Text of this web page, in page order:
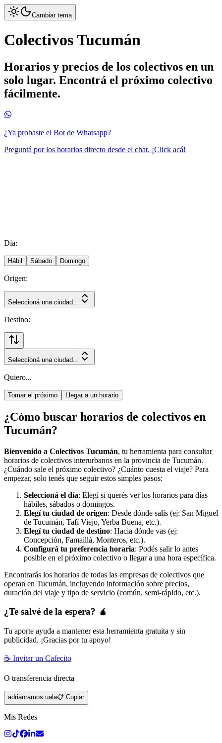
Cambiar tema
Colectivos Tucumán
Horarios y precios de los colectivos en un
solo lugar. Encontrá el próximo colectivo
fácilmente.
¿Ya probaste el Bot de Whatsapp?
Preguntá por los horarios directo desde el chat. ¡Click acá!
Día:
Hábil Sábado Domingo
Origen:
Seleccioná una ciudad...
Destino:
Seleccioná una ciudad...
Quiero...
Tomar el próximo Llegar a un horario
¿Cómo buscar horarios de colectivos en
Tucumán?
Bienvenido a Colectivos Tucumán, tu herramienta para consultar
horarios de colectivos interurbanos en la provincia de Tucumán.
¿Cuándo sale el próximo colectivo? ¿Cuánto cuesta el viaje? Para
empezar, solo tenés que seguir estos simples pasos:
Seleccioná el día: Elegí si querés ver los horarios para días
hábiles, sábados o domingos.
Elegí tu ciudad de origen: Desde dónde salís (ej: San Miguel
de Tucumán, Tafí Viejo, Yerba Buena, etc.).
Elegí tu ciudad de destino: Hacia dónde vas (ej:
Concepción, Famaillá, Monteros, etc.).
Configurá tu preferencia horaria: Podés salir lo antes
posible en el próximo colectivo o llegar a una hora específica.
Encontrarás los horarios de todas las empresas de colectivos que
operan en Tucumán, incluyendo información sobre precios,
duración del viaje y tipo de servicio (común, semi-rápido, etc.).
¿Te salvé de la espera? 🧉
Tu aporte ayuda a mantener esta herramienta gratuita y sin
publicidad. ¡Gracias por tu apoyo!
☕ Invitar un Cafecito
O transferencia directa
adrianramos.uala📋 Copiar
Mis Redes